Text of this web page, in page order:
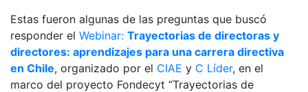
Estas fueron algunas de las preguntas que buscó
responder el Webinar: Trayectorias de directoras y
directores: aprendizajes para una carrera directiva
en Chile, organizado por el CIAE y C Líder, en el
marco del proyecto Fondecyt “Trayectorias de